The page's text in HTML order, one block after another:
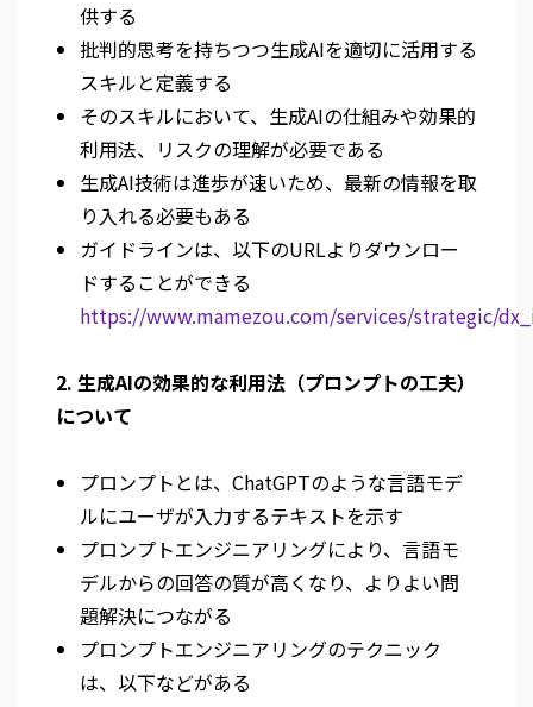
供する
批判的思考を持ちつつ生成AIを適切に活用する
スキルと定義する
そのスキルにおいて、生成AIの仕組みや効果的
利用法、リスクの理解が必要である
生成AI技術は進歩が速いため、最新の情報を取
り入れる必要もある
ガイドラインは、以下のURLよりダウンロー
ドすることができる
https://www.mamezou.com/services/strategic/
2. 生成AIの効果的な利用法（プロンプトの工夫）
について
プロンプトとは、ChatGPTのような言語モデ
ルにユーザが入力するテキストを示す
プロンプトエンジニアリングにより、言語モ
デルからの回答の質が高くなり、よりよい問
題解決につながる
プロンプトエンジニアリングのテクニック
は、以下などがある